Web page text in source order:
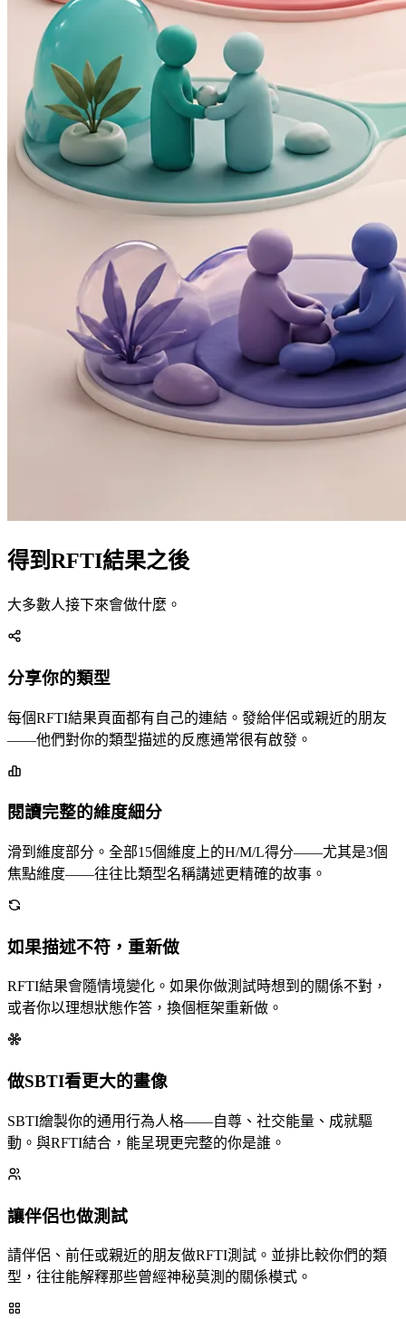
得到RFTI結果之後
大多數人接下來會做什麼。
分享你的類型
每個RFTI結果頁面都有自己的連結。發給伴侶或親近的朋友
——他們對你的類型描述的反應通常很有啟發。
閱讀完整的維度細分
滑到維度部分。全部15個維度上的H/M/L得分——尤其是3個
焦點維度——往往比類型名稱講述更精確的故事。
如果描述不符，重新做
RFTI結果會隨情境變化。如果你做測試時想到的關係不對，
或者你以理想狀態作答，換個框架重新做。
做SBTI看更大的畫像
SBTI繪製你的通用行為人格——自尊、社交能量、成就驅
動。與RFTI結合，能呈現更完整的你是誰。
讓伴侶也做測試
請伴侶、前任或親近的朋友做RFTI測試。並排比較你們的類
型，往往能解釋那些曾經神秘莫測的關係模式。